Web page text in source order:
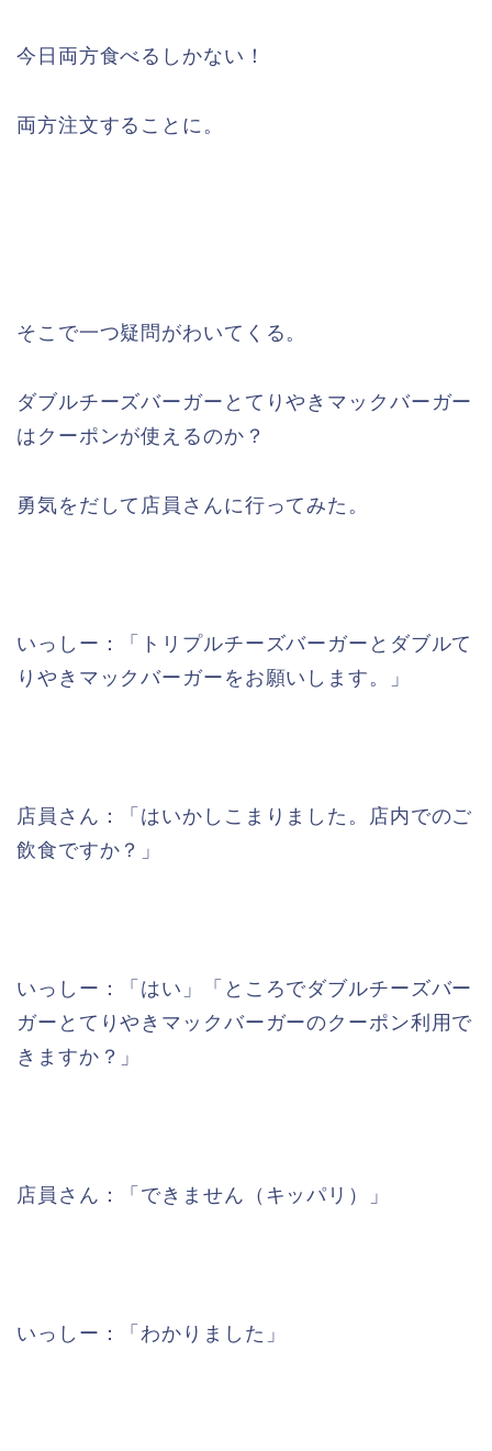
今日両方食べるしかない！
両方注文することに。
そこで一つ疑問がわいてくる。
ダブルチーズバーガーとてりやきマックバーガー
はクーポンが使えるのか？
勇気をだして店員さんに行ってみた。
いっしー：「トリプルチーズバーガーとダブルて
りやきマックバーガーをお願いします。」
店員さん：「はいかしこまりました。店内でのご
飲食ですか？」
いっしー：「はい」「ところでダブルチーズバー
ガーとてりやきマックバーガーのクーポン利用で
きますか？」
店員さん：「できません（キッパリ）」
いっしー：「わかりました」